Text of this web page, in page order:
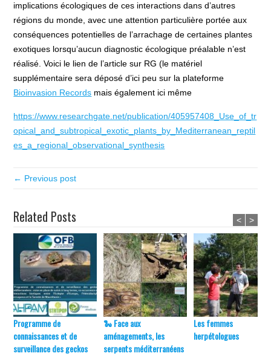
implications écologiques de ces interactions dans d’autres
régions du monde, avec une attention particulière portée aux
conséquences potentielles de l’arrachage de certaines plantes
exotiques lorsqu’aucun diagnostic écologique préalable n’est
réalisé. Voici le lien de l’article sur RG (le matériel
supplémentaire sera déposé d’ici peu sur la plateforme
Bioinvasion Records mais également ici même
https://www.researchgate.net/publication/405957408_Use_of_tr
opical_and_subtropical_exotic_plants_by_Mediterranean_reptil
es_a_regional_observational_synthesis
← Previous post
Related Posts
Programme de
connaissances et de
surveillance des geckos
🐍 Face aux
aménagements, les
serpents méditerranéens
Les femmes
herpétologues
< >